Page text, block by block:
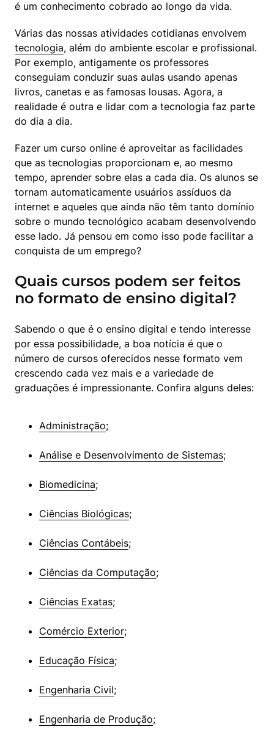
é um conhecimento cobrado ao longo da vida.
tecnologia, além do ambiente escolar e profissional.
Por exemplo, antigamente os professores
conseguiam conduzir suas aulas usando apenas
livros, canetas e as famosas lousas. Agora, a
realidade é outra e lidar com a tecnologia faz parte
do dia a dia.
Fazer um curso online é aproveitar as facilidades
que as tecnologias proporcionam e, ao mesmo
tempo, aprender sobre elas a cada dia. Os alunos se
tornam automaticamente usuários assíduos da
internet e aqueles que ainda não têm tanto domínio
sobre o mundo tecnológico acabam desenvolvendo
esse lado. Já pensou em como isso pode facilitar a
conquista de um emprego?
Quais cursos podem ser feitos
no formato de ensino digital?
Sabendo o que é o ensino digital e tendo interesse
por essa possibilidade, a boa notícia é que o
número de cursos oferecidos nesse formato vem
crescendo cada vez mais e a variedade de
graduações é impressionante. Confira alguns deles:
Administração;
Análise e Desenvolvimento de Sistemas;
Biomedicina;
Ciências Biológicas;
Ciências Contábeis;
Ciências da Computação;
Ciências Exatas;
Comércio Exterior;
Educação Física;
Engenharia Civil;
Engenharia de Produção;